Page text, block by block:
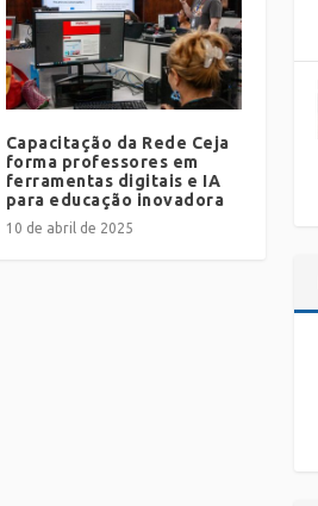
Capacitação da Rede Ceja
forma professores em
ferramentas digitais e IA
para educação inovadora
10 de abril de 2025